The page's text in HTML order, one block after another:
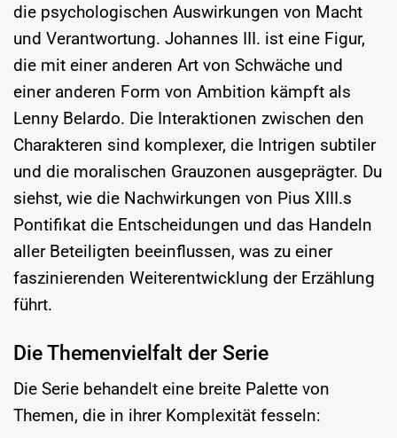
die psychologischen Auswirkungen von Macht
und Verantwortung. Johannes III. ist eine Figur,
die mit einer anderen Art von Schwäche und
einer anderen Form von Ambition kämpft als
Lenny Belardo. Die Interaktionen zwischen den
Charakteren sind komplexer, die Intrigen subtiler
und die moralischen Grauzonen ausgeprägter. Du
siehst, wie die Nachwirkungen von Pius XIII.s
Pontifikat die Entscheidungen und das Handeln
aller Beteiligten beeinflussen, was zu einer
faszinierenden Weiterentwicklung der Erzählung
führt.
Die Themenvielfalt der Serie
Die Serie behandelt eine breite Palette von
Themen, die in ihrer Komplexität fesseln: